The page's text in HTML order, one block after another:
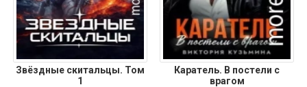
Звёздные скитальцы. Том
1
Каратель. В постели с
врагом